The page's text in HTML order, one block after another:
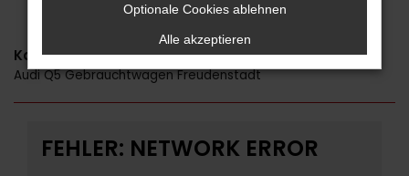
Kategorie
Audi Q5 Gebrauchtwagen Freudenstadt
FEHLER: NETWORK ERROR
Optionale Cookies ablehnen
Alle akzeptieren